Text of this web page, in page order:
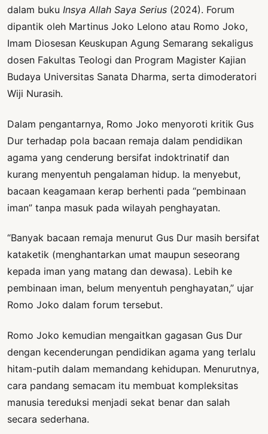
dalam buku Insya Allah Saya Serius (2024). Forum
dipantik oleh Martinus Joko Lelono atau Romo Joko,
Imam Diosesan Keuskupan Agung Semarang sekaligus
dosen Fakultas Teologi dan Program Magister Kajian
Budaya Universitas Sanata Dharma, serta dimoderatori
Wiji Nurasih.
Dalam pengantarnya, Romo Joko menyoroti kritik Gus
Dur terhadap pola bacaan remaja dalam pendidikan
agama yang cenderung bersifat indoktrinatif dan
kurang menyentuh pengalaman hidup. Ia menyebut,
bacaan keagamaan kerap berhenti pada “pembinaan
iman” tanpa masuk pada wilayah penghayatan.
“Banyak bacaan remaja menurut Gus Dur masih bersifat
kataketik (menghantarkan umat maupun seseorang
kepada iman yang matang dan dewasa). Lebih ke
pembinaan iman, belum menyentuh penghayatan,” ujar
Romo Joko dalam forum tersebut.
Romo Joko kemudian mengaitkan gagasan Gus Dur
dengan kecenderungan pendidikan agama yang terlalu
hitam-putih dalam memandang kehidupan. Menurutnya,
cara pandang semacam itu membuat kompleksitas
manusia tereduksi menjadi sekat benar dan salah
secara sederhana.